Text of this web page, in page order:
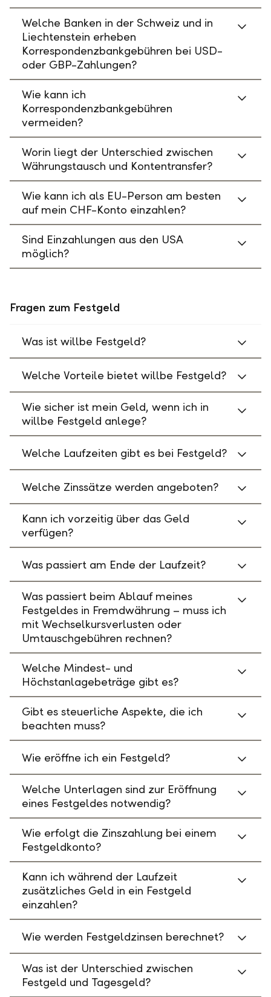
Welche Banken in der Schweiz und in
Liechtenstein erheben
Korrespondenzbankgebühren bei USD-
oder GBP-Zahlungen?
Wie kann ich
Korrespondenzbankgebühren
vermeiden?
Worin liegt der Unterschied zwischen
Währungstausch und Kontentransfer?
Wie kann ich als EU-Person am besten
auf mein CHF-Konto einzahlen?
Sind Einzahlungen aus den USA
möglich?
Fragen zum Festgeld
Was ist willbe Festgeld?
Welche Vorteile bietet willbe Festgeld?
Wie sicher ist mein Geld, wenn ich in
willbe Festgeld anlege?
Welche Laufzeiten gibt es bei Festgeld?
Welche Zinssätze werden angeboten?
Kann ich vorzeitig über das Geld
verfügen?
Was passiert am Ende der Laufzeit?
Was passiert beim Ablauf meines
Festgeldes in Fremdwährung – muss ich
mit Wechselkursverlusten oder
Umtauschgebühren rechnen?
Welche Mindest- und
Höchstanlagebeträge gibt es?
Gibt es steuerliche Aspekte, die ich
beachten muss?
Wie eröffne ich ein Festgeld?
Welche Unterlagen sind zur Eröffnung
eines Festgeldes notwendig?
Wie erfolgt die Zinszahlung bei einem
Festgeldkonto?
Kann ich während der Laufzeit
zusätzliches Geld in ein Festgeld
einzahlen?
Wie werden Festgeldzinsen berechnet?
Was ist der Unterschied zwischen
Festgeld und Tagesgeld?